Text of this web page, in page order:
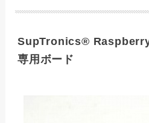
SupTronics®
専用ボード